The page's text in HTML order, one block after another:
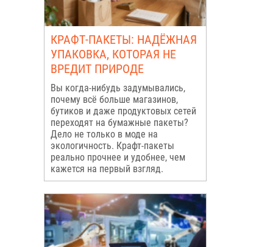
КРАФТ-ПАКЕТЫ: НАДЁЖНАЯ
УПАКОВКА, КОТОРАЯ НЕ
ВРЕДИТ ПРИРОДЕ
Вы когда-нибудь задумывались,
почему всё больше магазинов,
бутиков и даже продуктовых сетей
переходят на бумажные пакеты?
Дело не только в моде на
экологичность. Крафт-пакеты
реально прочнее и удобнее, чем
кажется на первый взгляд.